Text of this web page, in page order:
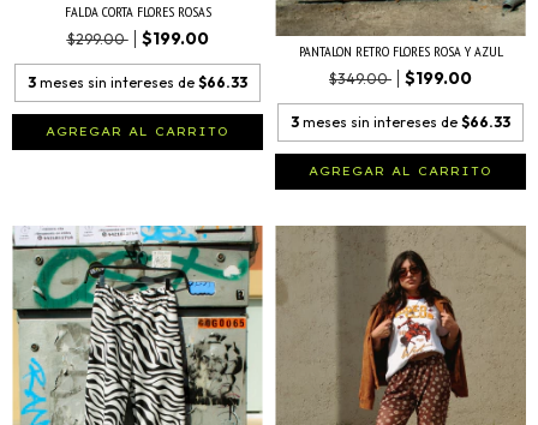
FALDA CORTA FLORES ROSAS
$299.00
$199.00
3 meses sin intereses de $66.33
AGREGAR AL CARRITO
PANTALON RETRO FLORES ROSA Y AZUL
$349.00
$199.00
3 meses sin intereses de $66.33
AGREGAR AL CARRITO